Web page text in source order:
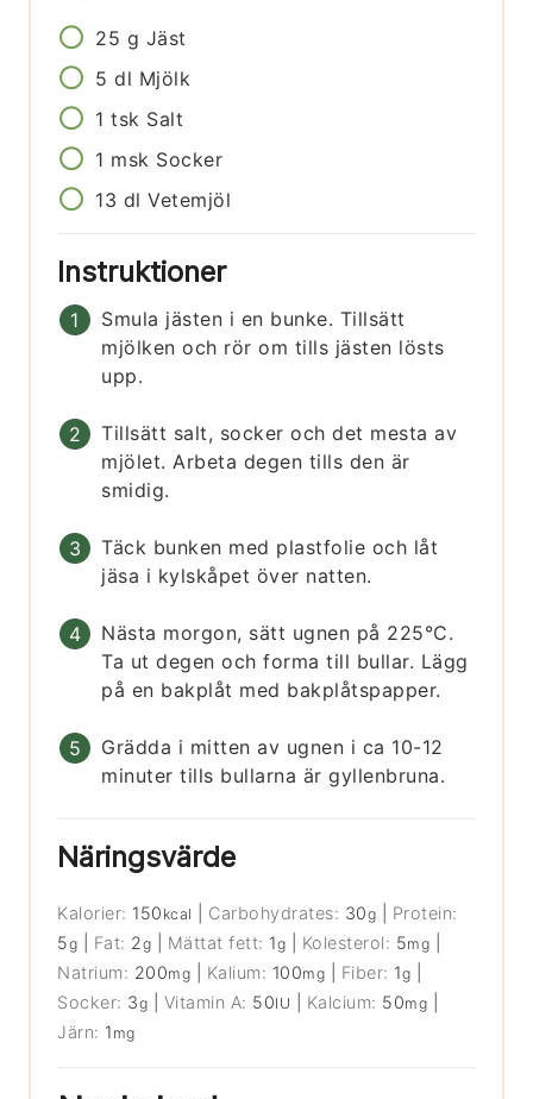
25 g Jäst
5 dl Mjölk
1 tsk Salt
1 msk Socker
13 dl Vetemjöl
Instruktioner
Smula jästen i en bunke. Tillsätt
mjölken och rör om tills jästen lösts
upp.
Tillsätt salt, socker och det mesta av
mjölet. Arbeta degen tills den är
smidig.
Täck bunken med plastfolie och låt
jäsa i kylskåpet över natten.
Nästa morgon, sätt ugnen på 225°C.
Ta ut degen och forma till bullar. Lägg
på en bakplåt med bakplåtspapper.
Grädda i mitten av ugnen i ca 10-12
minuter tills bullarna är gyllenbruna.
Näringsvärde
Kalorier: 150 kcal Carbohydrates: 30g
Protein:
5g Fat: 2g Mättat fett: 1g Kolesterol: 5mg
Natrium: 200mg Kalium: 100mg Fiber: 1g
Socker: 3g Vitamin A: 50IU Kalcium: 50mg
Järn: 1 mg